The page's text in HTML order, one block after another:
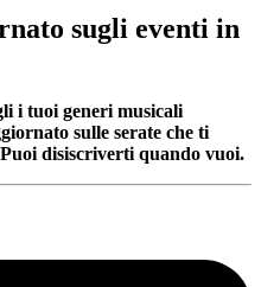
sugli eventi in
i tuoi generi musicali
sulle serate che ti
disiscriverti quando vuoi.